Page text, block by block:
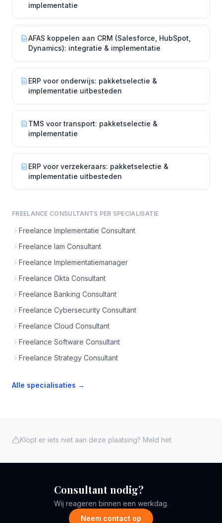
implementatie
AFAS koppelen aan CRM (Salesforce, HubSpot,
Dynamics): integratie & implementatie
ERP voor onderwijs: pakketselectie &
implementatie uitbesteden
TMS voor transport: pakketselectie &
implementatie
ERP voor verzekeraars: pakketselectie &
implementatie uitbesteden
FREELANCE CONSULTANTS PER SPECIALISATIE
Freelance Implementatie Consultant
Freelance Iam Consultant
Freelance Implementatiemanager
Freelance Okta Consultant
Freelance Banking Consultant
Freelance Cybersecurity Consultant
Freelance Cloud Consultant
Freelance Software Consultant
Freelance Strategy Consultant
Alle specialisaties →
Klopt er iets niet aan deze plaatsing? Meld het
Consultant nodig?
Wij reageren binnen een werkdag.
Neem contact op